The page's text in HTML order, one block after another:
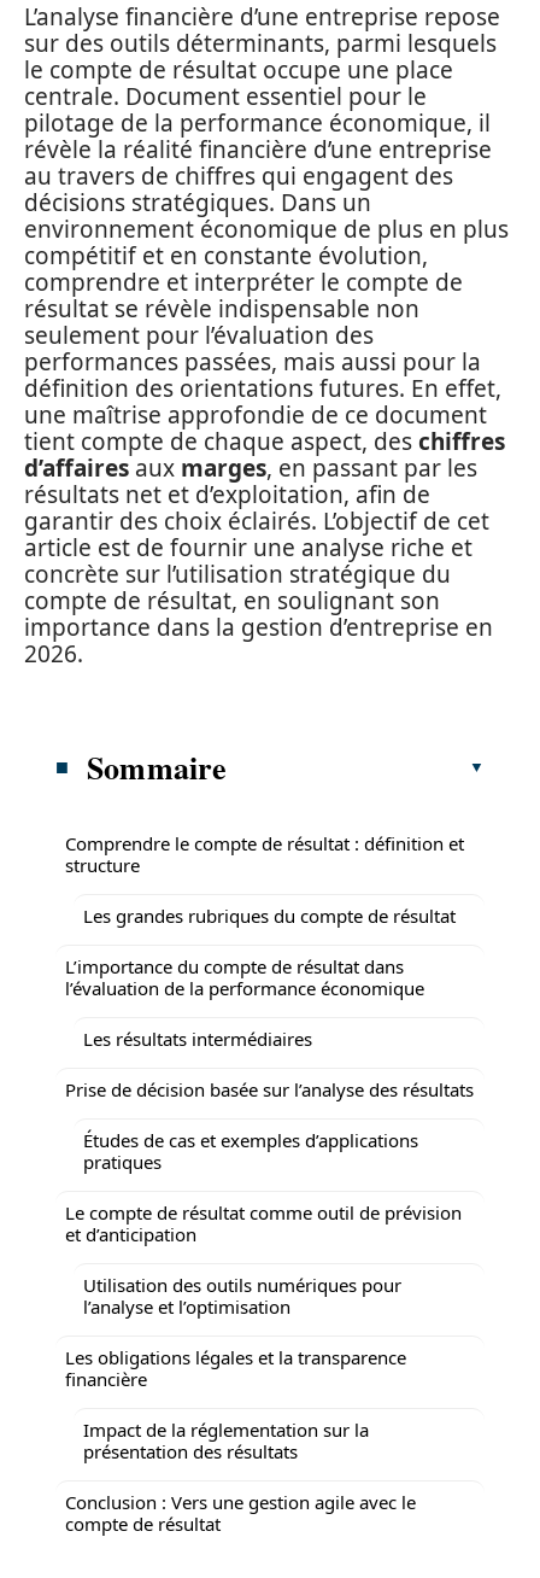
L’analyse financière d’une entreprise repose
sur des outils déterminants, parmi lesquels
le compte de résultat occupe une place
centrale. Document essentiel pour le
pilotage de la performance économique, il
révèle la réalité financière d’une entreprise
au travers de chiffres qui engagent des
décisions stratégiques. Dans un
environnement économique de plus en plus
compétitif et en constante évolution,
comprendre et interpréter le compte de
résultat se révèle indispensable non
seulement pour l’évaluation des
performances passées, mais aussi pour la
définition des orientations futures. En effet,
une maîtrise approfondie de ce document
tient compte de chaque aspect, deschiffres
d’affaires aux marges, en passant par les
résultats net et d’exploitation, afin de
garantir des choix éclairés. L’objectif de cet
article est de fournir une analyse riche et
concrète sur l’utilisation stratégique du
compte de résultat, en soulignant son
importance dans la gestion d’entreprise en
2026.
Sommaire
Comprendre le compte de résultat : définition et
structure
Les grandes rubriques du compte de résultat
L’importance du compte de résultat dans
l’évaluation de la performance économique
Les résultats intermédiaires
Prise de décision basée sur l’analyse des résultats
Études de cas et exemples d’applications
pratiques
Le compte de résultat comme outil de prévision
et d’anticipation
Utilisation des outils numériques pour
l’analyse et l’optimisation
Les obligations légales et la transparence
financière
Impact de la réglementation sur la
présentation des résultats
Conclusion : Vers une gestion agile avec le
compte de résultat